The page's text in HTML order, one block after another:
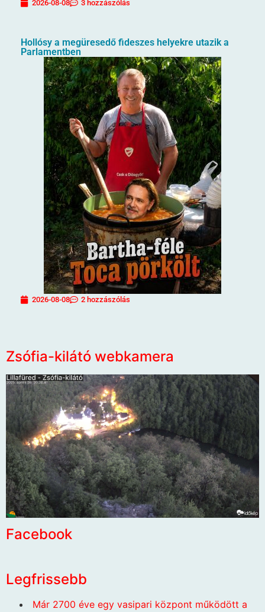
2026-08-08 3 hozzászólás
Hollósy a megüresedő fideszes helyekre utazik a
Parlamentben
2026-08-08 2 hozzászólás
Zsófia-kilátó webkamera
Facebook
Legfrissebb
Már 2700 éve egy vasipari központ működött a